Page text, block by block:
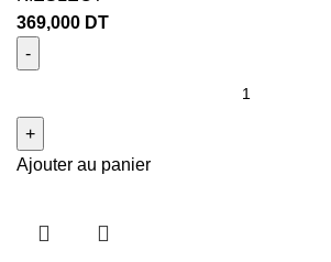
369,000 DT
Ajouter au panier